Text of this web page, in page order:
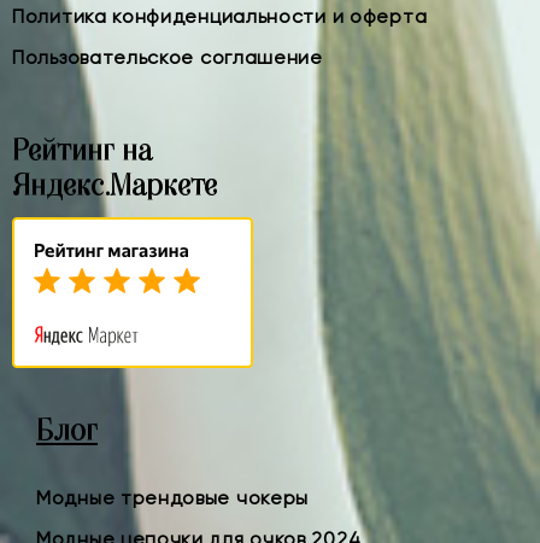
Политика конфиденциальности и оферта
Пользовательское соглашение
Рейтинг на
Яндекс.Маркете
Блог
Модные трендовые чокеры